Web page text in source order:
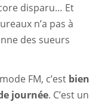
disparu… Et
n’a pas à
des sueurs
FM, c’est bien
journée. C’est un